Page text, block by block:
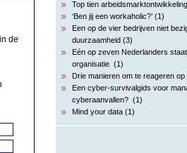
de
Top tien
‘Ben jij een workaholic?’ (1)
Een op de vier bedrijven niet
duurzaamheid (3)
Eén op zeven Nederlanders
organisatie (1)
Drie manieren om te reageren
Een cyber-survivalgids voor
cyberaanvallen? (1)
Mind your data (1)